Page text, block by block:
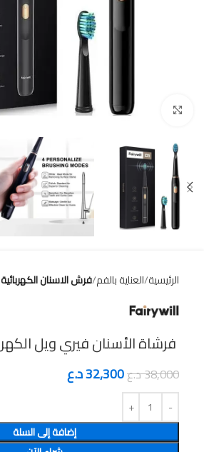
Click to enlarge
الرئيسية العناية بالفم فرش الاسنان الكهربائية
38,000د.ع32,300د.ع
إضافة إلى السلة